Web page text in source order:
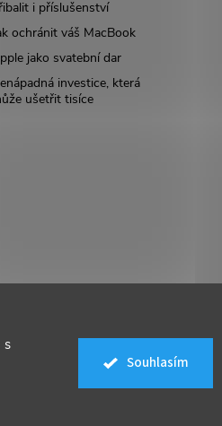
s
Souhlasím
i příslušenství
ochránit váš MacBook
jako svatební dar
investice, která
ušetřit tisíce